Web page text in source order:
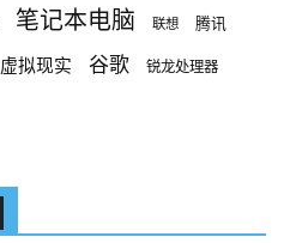
笔记本电脑 联想 腾讯
虚拟现实 谷歌 锐龙处理器